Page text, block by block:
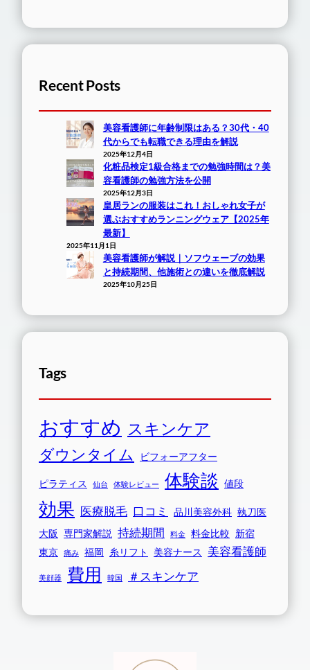
Recent Posts
美容看護師に年齢制限はある？30代・40
代からでも転職できる理由を解説
2025年12月4日
化粧品検定1級合格までの勉強時間は？美
容看護師の勉強方法を公開
2025年12月3日
皇居ランの服装はこれ！おしゃれ女子が
選ぶおすすめランニングウェア【2025年
最新】
2025年11月1日
美容看護師が解説｜ソフウェーブの効果
と持続期間、他施術との違いを徹底解説
2025年10月25日
Tags
おすすめ スキンケア
ダウンタイム ビフォーアフター
ピラティス 仙台 体験レビュー 体験談 値段
効果 医療脱毛 口コミ 品川美容外科 執刀医
大阪 専門家解説 持続期間 料金 料金比較 新宿
東京
痛み 福岡 糸リフト 美容ナース 美容看護師
美顔器 費用 韓国 ＃スキンケア